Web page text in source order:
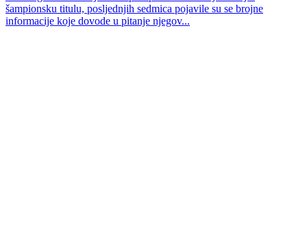
šampionsku titulu, posljednjih sedmica pojavile su se brojne
informacije koje dovode u pitanje njegov...